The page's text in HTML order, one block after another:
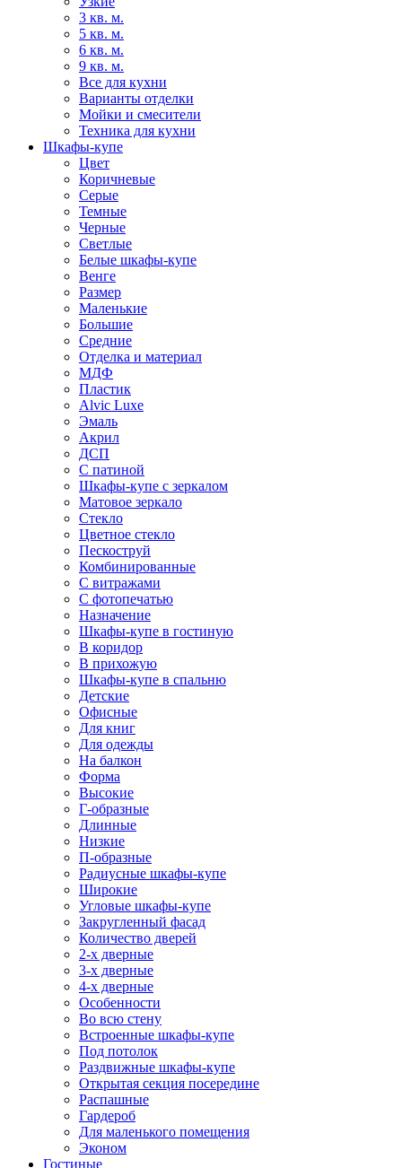
3 кв. м.
5 кв. м.
6 кв. м.
9 кв. м.
Все для кухни
Варианты отделки
Мойки и смесители
Техника для кухни
Шкафы-купе
Цвет
Коричневые
Серые
Темные
Черные
Светлые
Белые шкафы-купе
Венге
Размер
Маленькие
Большие
Средние
Отделка и материал
МДФ
Пластик
Alvic Luxe
Эмаль
Акрил
ДСП
С патиной
Шкафы-купе с зеркалом
Матовое зеркало
Стекло
Цветное стекло
Пескоструй
Комбинированные
С витражами
С фотопечатью
Назначение
Шкафы-купе в гостиную
В коридор
В прихожую
Шкафы-купе в спальню
Детские
Офисные
Для книг
Для одежды
На балкон
Форма
Высокие
Г-образные
Длинные
Низкие
П-образные
Радиусные шкафы-купе
Широкие
Угловые шкафы-купе
Закругленный фасад
Количество дверей
2-х дверные
3-х дверные
4-х дверные
Особенности
Во всю стену
Встроенные шкафы-купе
Под потолок
Раздвижные шкафы-купе
Открытая секция посередине
Распашные
Гардероб
Для маленького помещения
Эконом
Гостиные